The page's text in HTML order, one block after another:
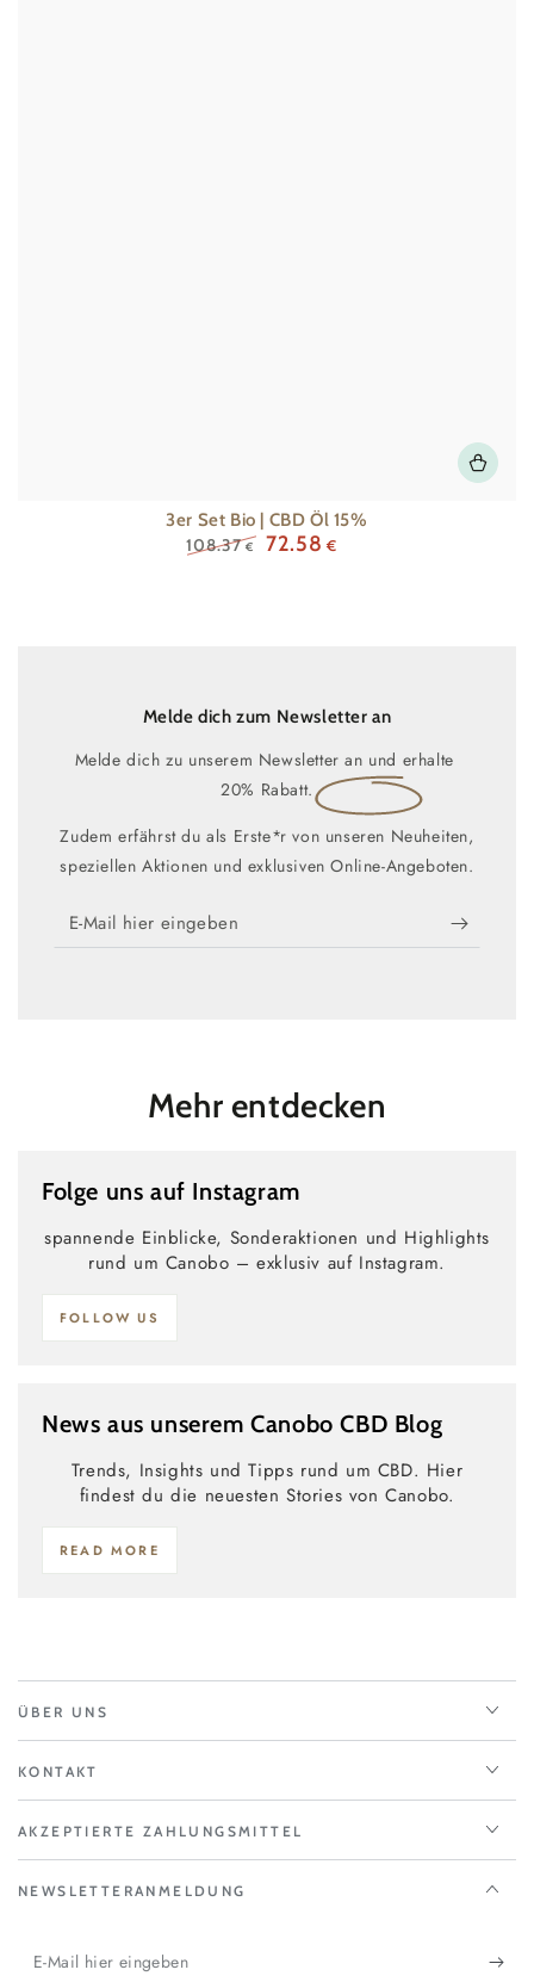
3er Set Bio | CBD Öl 15%
108.37 € 72.58 €
Melde dich zum Newsletter an
Melde dich zu unserem Newsletter an und erhalte
20% Rabatt.
Zudem erfährst du als Erste*r von unseren Neuheiten,
speziellen Aktionen und exklusiven Online-Angeboten.
Mail
Mehr entdecken
Folge uns auf Instagram
spannende Einblicke, Sonderaktionen und Highlights
rund um Canobo – exklusiv auf Instagram.
FOLLOW US
News aus unserem Canobo CBD Blog
Trends, Insights und Tipps rund um CBD. Hier
findest du die neuesten Stories von Canobo.
READ MORE
ÜBER UNS
KONTAKT
AKZEPTIERTE ZAHLUNGSMITTEL
NEWSLETTERANMELDUNG
E-